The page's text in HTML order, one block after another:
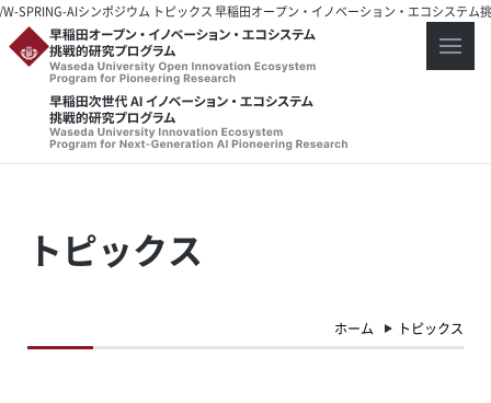
SPRING-AIシンポジウム トピックス 早稲田オープン・イノベーション・エコシステム挑
トピックス
ホーム トピックス